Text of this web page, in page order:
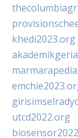
khedi2023.org
utcd2022.org